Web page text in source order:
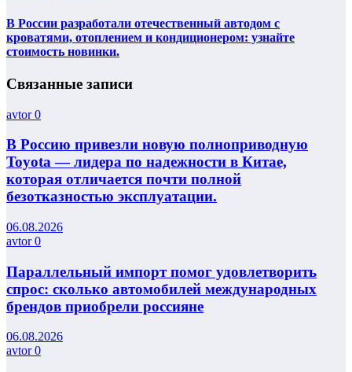
В России разработали отечественный автодом с
кроватями, отоплением и кондиционером: узнайте
стоимость новинки.
Связанные записи
avtor0
В Россию привезли новую полноприводную
Toyota — лидера по надежности в Китае,
которая отличается почти полной
безотказностью эксплуатации.
06.08.2026
avtor0
Параллельный импорт помог удовлетворить
спрос: сколько автомобилей международных
брендов приобрели россияне
06.08.2026
avtor0